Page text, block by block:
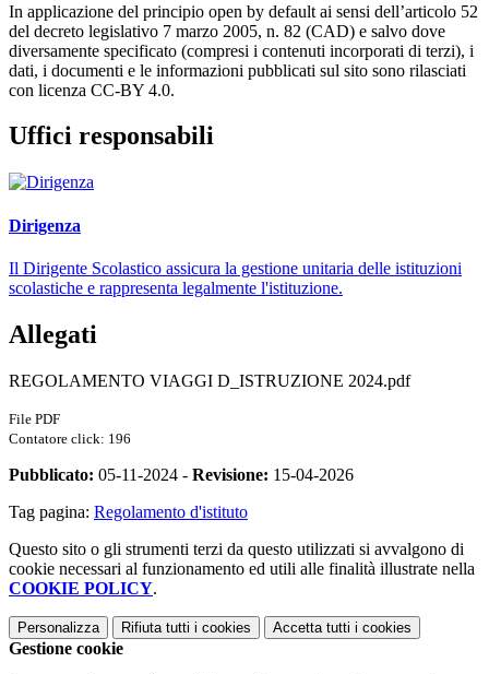
In applicazione del principio open by default ai sensi dell’articolo 52
del decreto legislativo 7 marzo 2005, n. 82 (CAD) e salvo dove
diversamente specificato (compresi i contenuti incorporati di terzi), i
dati, i documenti e le informazioni pubblicati sul sito sono rilasciati
con licenza CC-BY 4.0.
Uffici responsabili
Dirigenza
Il Dirigente Scolastico assicura la gestione unitaria delle istituzioni
scolastiche e rappresenta legalmente l'istituzione.
Allegati
REGOLAMENTO VIAGGI D_ISTRUZIONE 2024.pdf
File PDF
Contatore click: 196
Pubblicato: 05-11-2024 - Revisione: 15-04-2026
Tag pagina: Regolamento d'istituto
Questo sito o gli strumenti terzi da questo utilizzati si avvalgono di
cookie necessari al funzionamento ed utili alle finalità illustrate nella
COOKIE POLICY.
Personalizza Rifiuta tutti i cookies Accetta tutti i cookies
Gestione cookie